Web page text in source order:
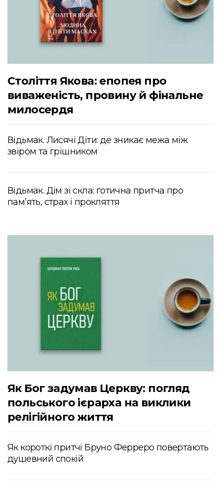
Століття Якова: епопея про
виваженість, провину й фінальне
милосердя
Відьмак. Лисячі Діти: де зникає межа між
звіром та грішником
Відьмак. Дім зі скла: ґотична притча про
пам’ять, страх і прокляття
Як Бог задумав Церкву: погляд
польського ієрарха на виклики
релігійного життя
Як короткі притчі Бруно Ферреро повертають
душевний спокій